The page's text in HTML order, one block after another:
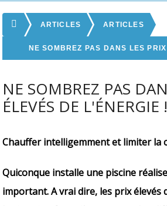
ARTICLES ARTICLES
NE SOMBREZ PAS DANS LES
NE SOMBREZ PAS
ÉLEVÉS DE L'ÉNERGIE !
Chauffer intelligemment et limiter la
Quiconque installe une piscine
important. A vrai dire, les prix élevés